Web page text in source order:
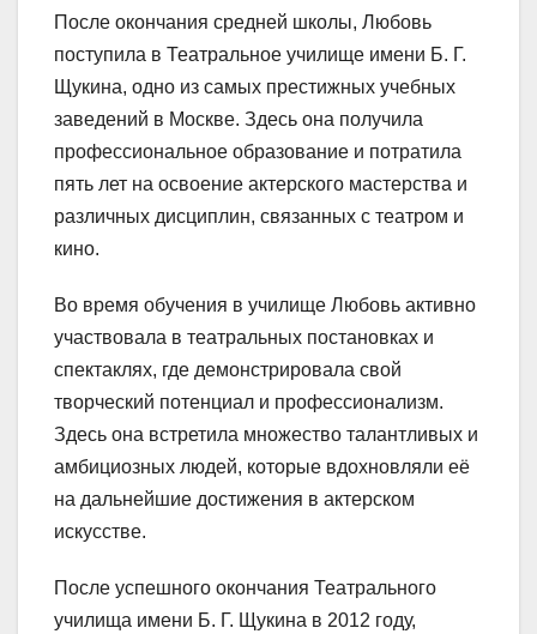
После окончания средней школы, Любовь
поступила в Театральное училище имени Б. Г.
Щукина, одно из самых престижных учебных
заведений в Москве. Здесь она получила
профессиональное образование и потратила
пять лет на освоение актерского мастерства и
различных дисциплин, связанных с театром и
кино.
Во время обучения в училище Любовь активно
участвовала в театральных постановках и
спектаклях, где демонстрировала свой
творческий потенциал и профессионализм.
Здесь она встретила множество талантливых и
амбициозных людей, которые вдохновляли её
на дальнейшие достижения в актерском
искусстве.
После успешного окончания Театрального
училища имени Б. Г. Щукина в 2012 году,